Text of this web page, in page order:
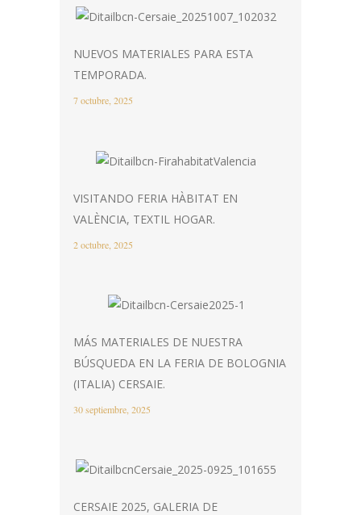
NUEVOS MATERIALES PARA ESTA
TEMPORADA.
7 octubre, 2025
VISITANDO FERIA HÀBITAT EN
VALÈNCIA, TEXTIL HOGAR.
2 octubre, 2025
MÁS MATERIALES DE NUESTRA
BÚSQUEDA EN LA FERIA DE BOLOGNIA
(ITALIA) CERSAIE.
30 septiembre, 2025
CERSAIE 2025, GALERIA DE